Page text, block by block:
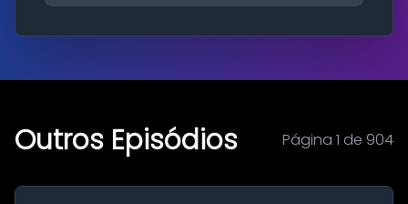
Outros Episódios Página 1 de 904